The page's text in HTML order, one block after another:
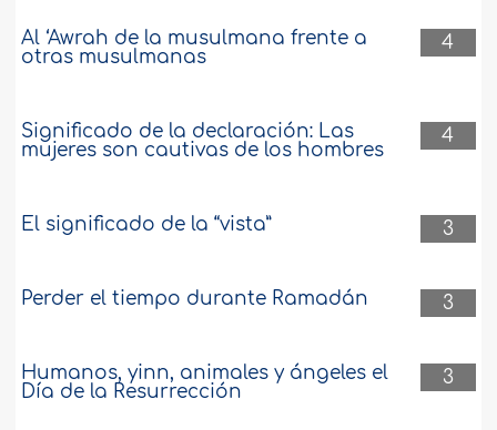
4
Al ‘Awrah de la musulmana frente a
otras musulmanas
4
Significado de la declaración: Las
mujeres son cautivas de los hombres
3
El significado de la “vista”
3
Perder el tiempo durante Ramadán
3
Humanos, yinn, animales y ángeles el
Día de la Resurrección